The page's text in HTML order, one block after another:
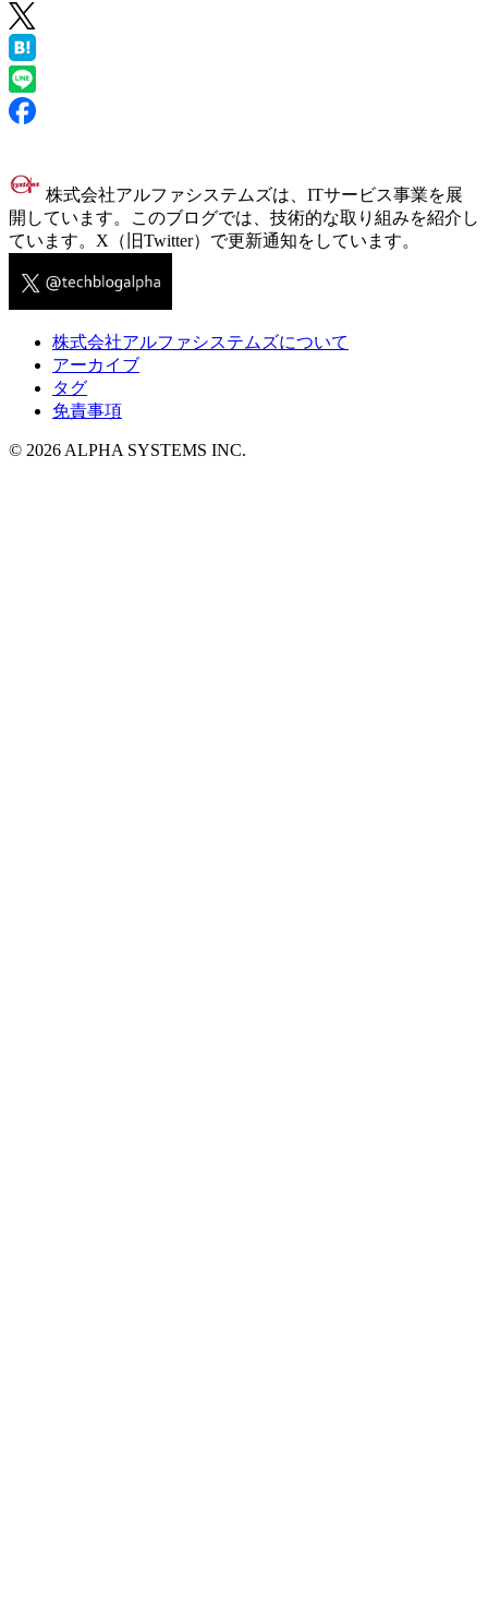
株式会社アルファシステムズは、ITサービス事業を展
開しています。このブログでは、技術的な取り組みを紹介し
ています。X（旧Twitter）で更新通知をしています。
株式会社アルファシステムズについて
アーカイブ
タグ
免責事項
© 2026 ALPHA SYSTEMS INC.